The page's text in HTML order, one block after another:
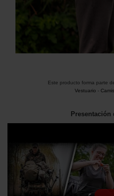
Este producto forma parte
Vestuario -
Presentación